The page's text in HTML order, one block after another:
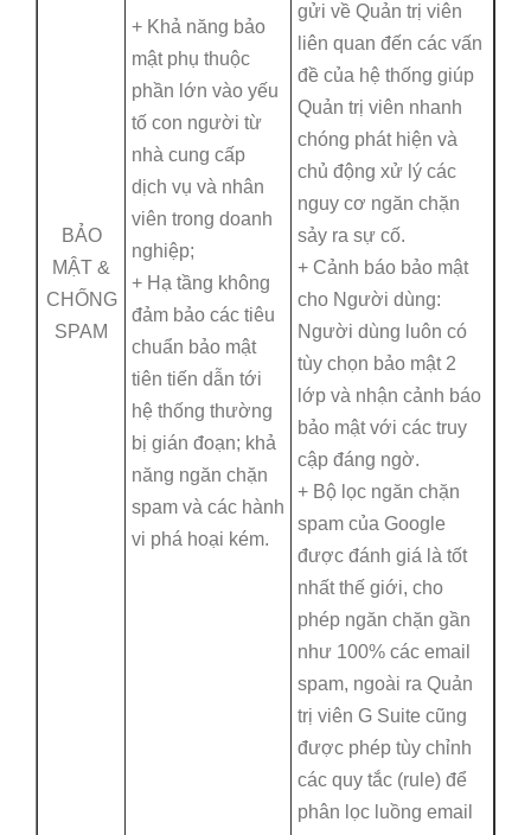
BẢO
MẬT &
CHỐNG
SPAM
+ Khả năng bảo
mật phụ thuộc
phần lớn vào yếu
tố con người từ
nhà cung cấp
dịch vụ và nhân
viên trong doanh
nghiệp;
+ Hạ tầng không
đảm bảo các tiêu
chuẩn bảo mật
tiên tiến dẫn tới
hệ thống thường
bị gián đoạn; khả
năng ngăn chặn
spam và các hành
vi phá hoại kém.
gửi về Quản trị viên
liên quan đến các vấn
đề của hệ thống giúp
Quản trị viên nhanh
chóng phát hiện và
chủ động xử lý các
nguy cơ ngăn chặn
sảy ra sự cố.
+ Cảnh báo bảo mật
cho Người dùng:
Người dùng luôn có
tùy chọn bảo mật 2
lớp và nhận cảnh báo
bảo mật với các truy
cập đáng ngờ.
+ Bộ lọc ngăn chặn
spam của Google
được đánh giá là tốt
nhất thế giới, cho
phép ngăn chặn gần
như 100% các email
spam, ngoài ra Quản
trị viên G Suite cũng
được phép tùy chỉnh
các quy tắc (rule) để
phân lọc luồng email